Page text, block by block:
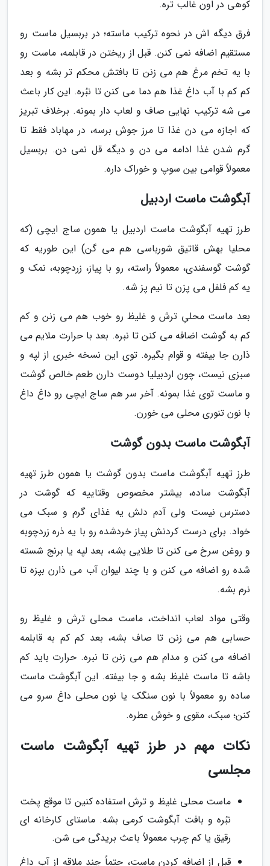
کوهی در اون غالب تره.
فرق دیگه اش در نحوه ترکیب ماسته؛ در بربسیل ماست رو
مستقیم اضافه نمی کنن. قبل از ریختن در قابلمه، ماست رو
با یه تخم مرغ هم می زنن تا بافتش محکم تر بشه و بعد
کم کم با آب داغ غذا هم دما می کنن تا نبُره. این کار باعث
می شه ترکیب نهایی صاف و لعاب دار بمونه. برخلاف تبریز
که اجازه می دن غذا تا مرز جوش برسه، در مهاباد فقط تا
گرم شدن غذا ادامه می دن و دیگه قل نمی دن. بربسیل
معمولاً قوامی بین سوپ و خوراک داره.
آبگوشت ماست اردبیل
طرز تهیه آبگوشت ماست اردبیل یا همون ساج ایچی (که
محلیا بهش قاتیق شورباسی هم می گن) این طوریه که
گوشت گوسفندی، معمولاً راسته، رو با پیاز، زردچوبه، نمک و
یه کم فلفل می پزن تا نیم پز شه.
بعد ماست محلیِ ترش و غلیظ رو خوب هم می زنن و کم
کم به گوشت اضافه می کنن تا نبره. بعد با حرارت ملایم می
ذارن جا بیفته و قوام بگیره. توی این نسخه خبری از لپه و
سبزی نیست، چون اردبیلیا دوست دارن طعم خالص گوشت
و ماست توی غذا بمونه. آخر سر هم ساج ایچی رو داغ داغ
با نون تنوری محلی می خورن.
آبگوشت ماست بدون گوشت
طرز تهیه آبگوشت ماست بدون گوشت یا همون طرز تهیه
آبگوشت ساده، بیشتر مخصوص وقتاییه که گوشت در
دسترس نیست ولی آدم دلش یه غذای گرم و سبک می
خواد. برای درست کردنش پیاز خردشده رو با یه ذره زردچوبه
و روغن سرخ می کنن تا طلایی بشه، بعد لپه یا برنج شسته
شده رو اضافه می کنن و با چند لیوان آب می ذارن بپزه تا
نرم بشه.
وقتی مواد لعاب انداخت، ماست محلی ترش و غلیظ رو
حسابی هم می زنن تا صاف بشه، بعد کم کم به قابلمه
اضافه می کنن و مدام هم می زنن تا نبره. حرارت باید کم
باشه تا ماست غلیظ بشه و جا بیفته. این آبگوشت ماست
ساده رو معمولاً با نون سنگک یا نون محلی داغ سرو می
کنن؛ سبک، مقوی و خوش عطره.
نکات مهم در طرز تهیه آبگوشت ماست
مجلسی
ماست محلی غلیظ و ترش استفاده کنین تا موقع پخت
نبُره و بافت آبگوشت کرمی بشه. ماستای کارخانه ای
رقیق یا کم چرب معمولاً باعث بریدگی می شن.
قبل از اضافه کردن ماست، حتماً چند ملاقه از آب داغ